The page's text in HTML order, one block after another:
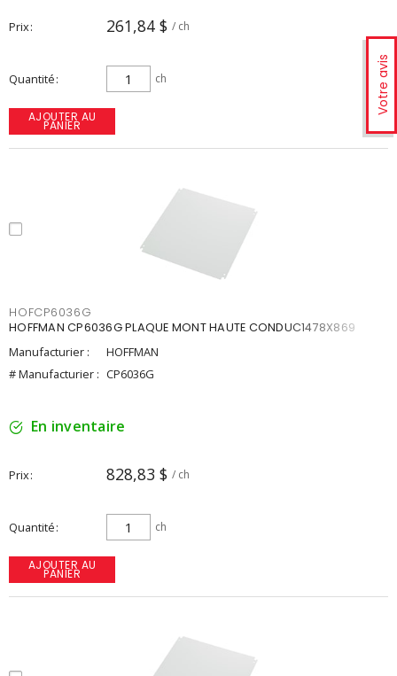
Votre avis
Prix 261,84 $ / ch
Quantité ch
AJOUTER AU
PANIER
HOFCP6036G
HOFFMAN CP6036G PLAQUE MONT HAUTE CONDUC1478X869
Manufacturier :
HOFFMAN
# Manufacturier : CP6036G
En inventaire
Prix 828,83 $ / ch
Quantité ch
AJOUTER AU
PANIER